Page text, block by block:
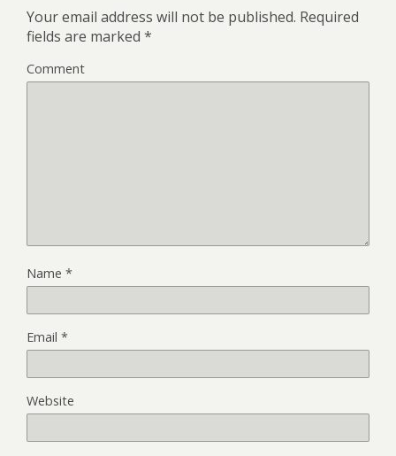
Your email address will not be published. Required
fields are marked *
Comment
Name *
Email *
Website